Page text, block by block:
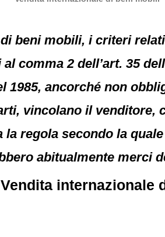
beni mobili, i criteri
comma 2 dell’art. 35
1985, ancorché non
vincolano il venditore,
regola secondo la
abitualmente merci
Vendita internazionale